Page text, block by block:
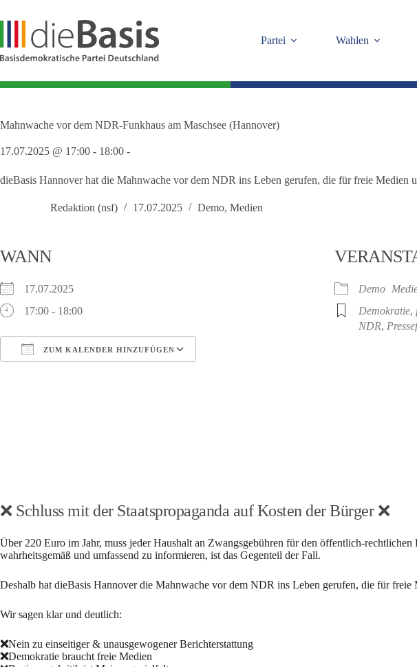
springen
Partei
Wahlen
Mahnwache vor dem NDR-Funkhaus am Maschsee (Hannover)
17.07.2025 @ 17:00 - 18:00 -
dieBasis Hannover hat die Mahnwache vor dem NDR ins Leben gerufen, die für freie Medien
Redaktion (nsf) 17.07.2025 Demo, Medien
WANN
17.07.2025
17:00 - 18:00
ZUM KALENDER HINZUFÜGEN
Demo
Demokratie,
NDR,
❌Schluss mit der Staatspropaganda auf Kosten der Bürger ❌
Über 220 Euro im Jahr, muss jeder Haushalt an Zwangsgebühren für den öffentlich-
wahrheitsgemäß und umfassend zu informieren, ist das Gegenteil der Fall.
Deshalb hat dieBasis Hannover die Mahnwache vor dem NDR ins Leben gerufen, die für
Wir sagen klar und deutlich:
❌Nein zu einseitiger & unausgewogener Berichterstattung
❌Demokratie braucht freie Medien